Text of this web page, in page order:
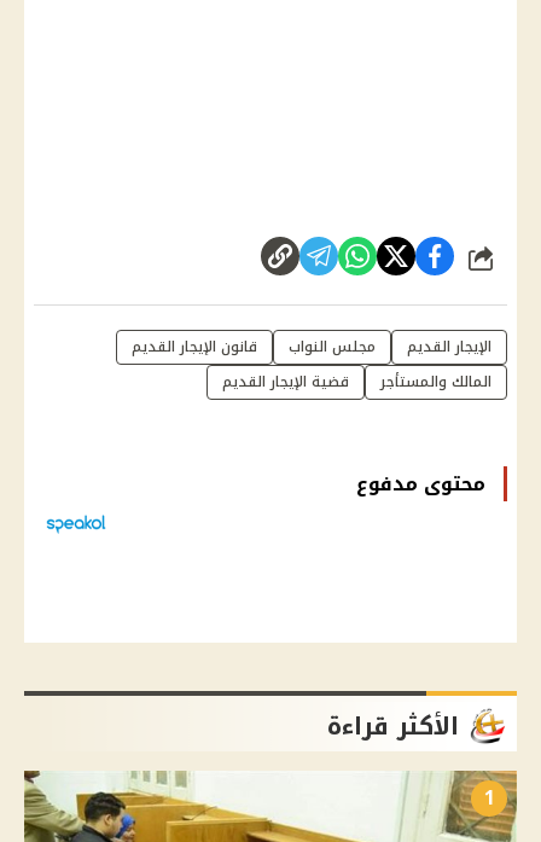
شارك
الإيجار القديم مجلس النواب
قانون الإيجار القديم
المالك والمستأجر
قضية الإيجار القديم
محتوى مدفوع
الأكثر قراءة
1